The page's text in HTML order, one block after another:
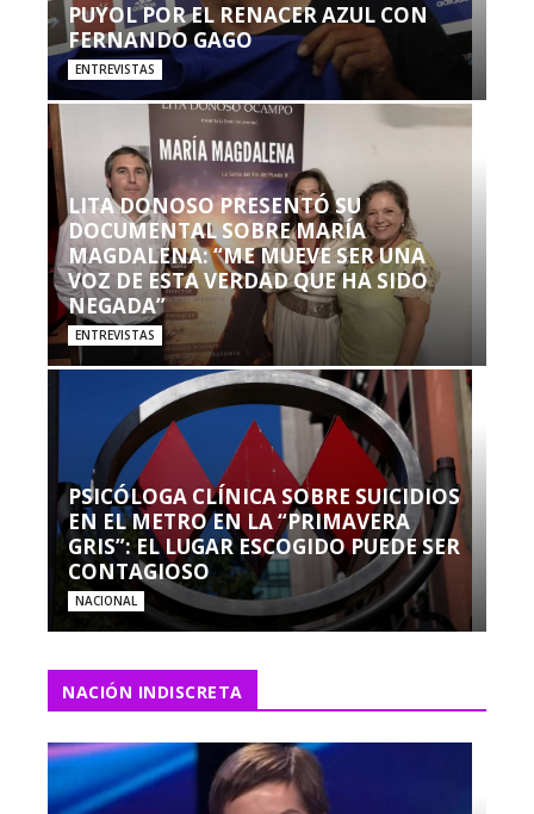
PUYOL POR EL RENACER AZUL CON
FERNANDO GAGO
ENTREVISTAS
LITA DONOSO PRESENTÓ SU
DOCUMENTAL SOBRE MARÍA
MAGDALENA: “ME MUEVE SER UNA
VOZ DE ESTA VERDAD QUE HA SIDO
NEGADA”
ENTREVISTAS
PSICÓLOGA CLÍNICA SOBRE SUICIDIOS
EN EL METRO EN LA “PRIMAVERA
GRIS”: EL LUGAR ESCOGIDO PUEDE SER
CONTAGIOSO
NACIONAL
NACIÓN INDISCRETA